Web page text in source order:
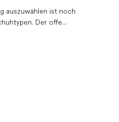
auszuwählen ist noch
Der offe...